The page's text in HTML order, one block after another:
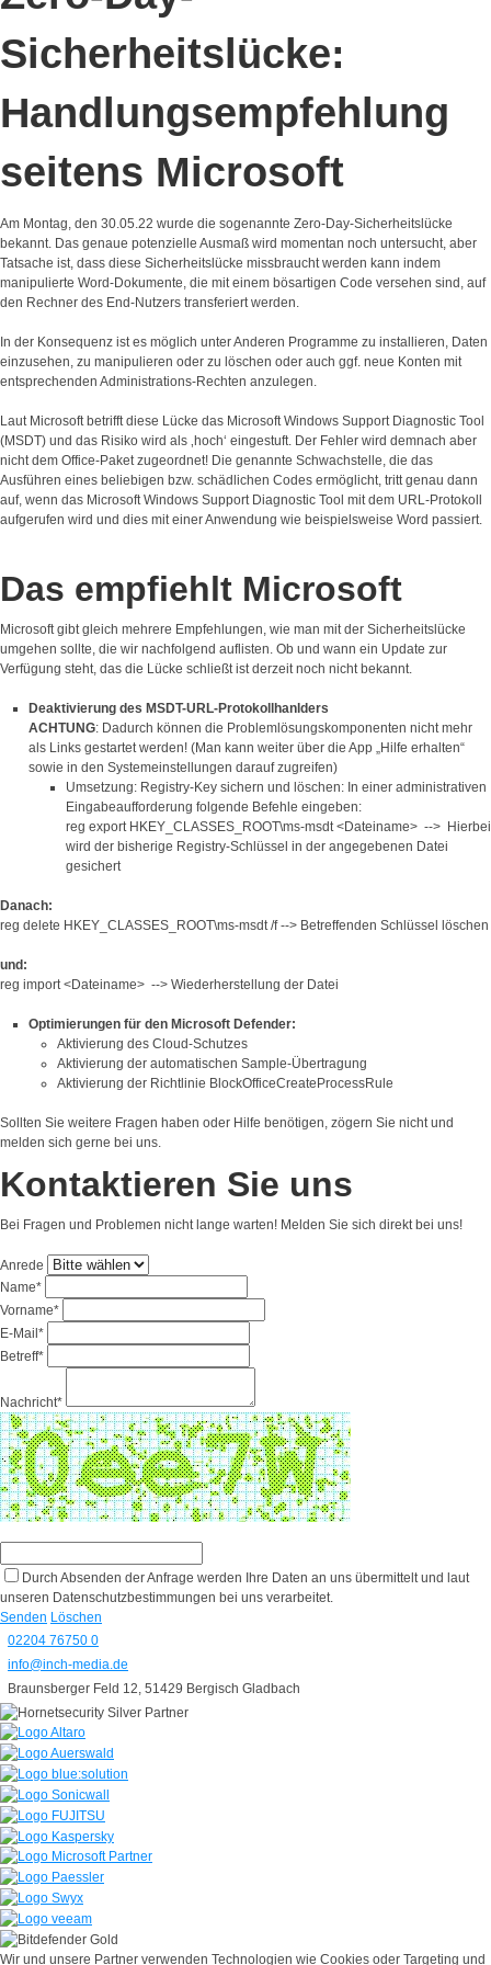
Sicherheitslücke:
Handlungsempfehlung
seitens Microsoft
Am Montag, den 30.05.22 wurde die sogenannte Zero-Day-Sicherheitslücke
bekannt. Das genaue potenzielle Ausmaß wird momentan noch untersucht, aber
Tatsache ist, dass diese Sicherheitslücke missbraucht werden kann indem
manipulierte Word-Dokumente, die mit einem bösartigen Code versehen sind, auf
den Rechner des End-Nutzers transferiert werden.
In der Konsequenz ist es möglich unter Anderen Programme zu installieren, Daten
einzusehen, zu manipulieren oder zu löschen oder auch ggf. neue Konten mit
entsprechenden Administrations-Rechten anzulegen.
Laut Microsoft betrifft diese Lücke das Microsoft Windows Support Diagnostic Tool
(MSDT) und das Risiko wird als ‚hoch‘ eingestuft. Der Fehler wird demnach aber
nicht dem Office-Paket zugeordnet! Die genannte Schwachstelle, die das
Ausführen eines beliebigen bzw. schädlichen Codes ermöglicht, tritt genau dann
auf, wenn das Microsoft Windows Support Diagnostic Tool mit dem URL-Protokoll
aufgerufen wird und dies mit einer Anwendung wie beispielsweise Word passiert.
Das empfiehlt Microsoft
Microsoft gibt gleich mehrere Empfehlungen, wie man mit der Sicherheitslücke
umgehen sollte, die wir nachfolgend auflisten. Ob und wann ein Update zur
Verfügung steht, das die Lücke schließt ist derzeit noch nicht bekannt.
Deaktivierung des MSDT-URL-Protokollhanlders
ACHTUNG: Dadurch können die Problemlösungskomponenten nicht mehr
als Links gestartet werden! (Man kann weiter über die App „Hilfe erhalten“
sowie in den Systemeinstellungen darauf zugreifen)
Umsetzung: Registry-Key sichern und löschen: In einer administrativen
Eingabeaufforderung folgende Befehle eingeben:
reg export HKEY_CLASSES_ROOT\ms-msdt <Dateiname> --> Hierbei
wird der bisherige Registry-Schlüssel in der angegebenen Datei
gesichert
Danach:
reg delete HKEY_CLASSES_ROOT\ms-msdt /f --> Betreffenden Schlüssel löschen
und:
reg import <Dateiname> --> Wiederherstellung der Datei
Optimierungen für den Microsoft Defender:
Aktivierung des Cloud-Schutzes
Aktivierung der automatischen Sample-Übertragung
Aktivierung der Richtlinie BlockOfficeCreateProcessRule
Sollten Sie weitere Fragen haben oder Hilfe benötigen, zögern Sie nicht und
melden sich gerne bei uns.
Kontaktieren Sie uns
Bei Fragen und Problemen nicht lange warten! Melden Sie sich direkt bei uns!
Anrede
Name*
Vorname*
E-Mail*
Betreff*
Nachricht*
Durch Absenden der Anfrage werden Ihre Daten an uns übermittelt und laut
unseren Datenschutzbestimmungen bei uns verarbeitet.
Senden Löschen
02204 76750 0
info@inch-media.de
Braunsberger Feld 12, 51429 Bergisch Gladbach
Wir und unsere Partner verwenden Technologien wie Cookies oder Targeting und